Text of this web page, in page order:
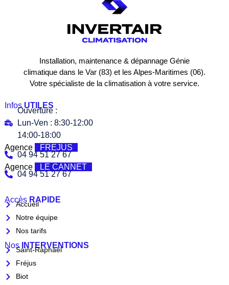
Installation, maintenance & dépannage Génie
climatique dans le Var (83) et les Alpes-Maritimes (06).
Votre spécialiste de la climatisation à votre service.
Infos UTILES
Ouverture :
Lun-Ven : 8:30-12:00
14:00-18:00
Agence
FREJUS
04 94 51 27 67
Agence
LE CANNET
04 94 51 27 67
Accès RAPIDE
Accueil
Notre équipe
Nos tarifs
Nos INTERVENTIONS
Saint-Raphaël
Fréjus
Biot